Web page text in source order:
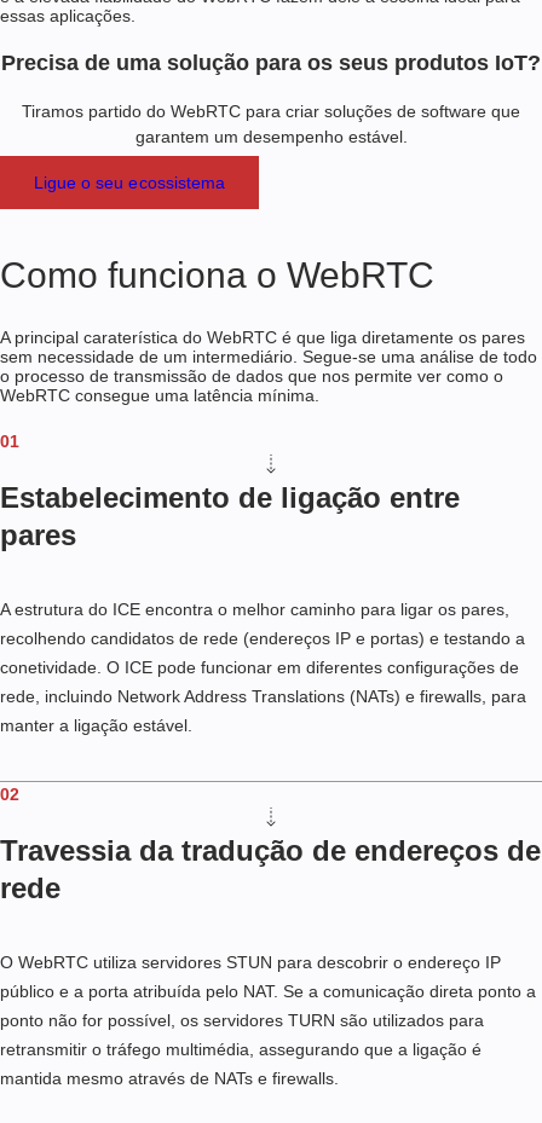
essas aplicações.
Precisa de uma solução para os seus produtos IoT?
Tiramos partido do WebRTC para criar soluções de software que
garantem um desempenho estável.
Ligue o seu ecossistema
Como funciona o WebRTC
A principal caraterística do WebRTC é que liga diretamente os pares
sem necessidade de um intermediário. Segue-se uma análise de todo
o processo de transmissão de dados que nos permite ver como o
WebRTC consegue uma latência mínima.
01
Estabelecimento de ligação entre
pares
A estrutura do ICE encontra o melhor caminho para ligar os pares,
recolhendo candidatos de rede (endereços IP e portas) e testando a
conetividade. O ICE pode funcionar em diferentes configurações de
rede, incluindo Network Address Translations (NATs) e firewalls, para
manter a ligação estável.
02
Travessia da tradução de endereços de
rede
O WebRTC utiliza servidores STUN para descobrir o endereço IP
público e a porta atribuída pelo NAT. Se a comunicação direta ponto a
ponto não for possível, os servidores TURN são utilizados para
retransmitir o tráfego multimédia, assegurando que a ligação é
mantida mesmo através de NATs e firewalls.